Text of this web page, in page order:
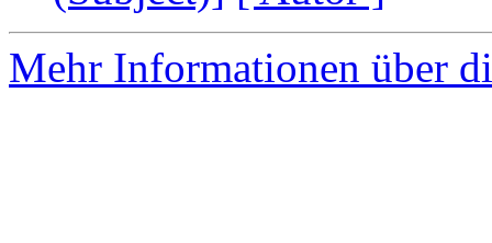
Mehr Informationen über